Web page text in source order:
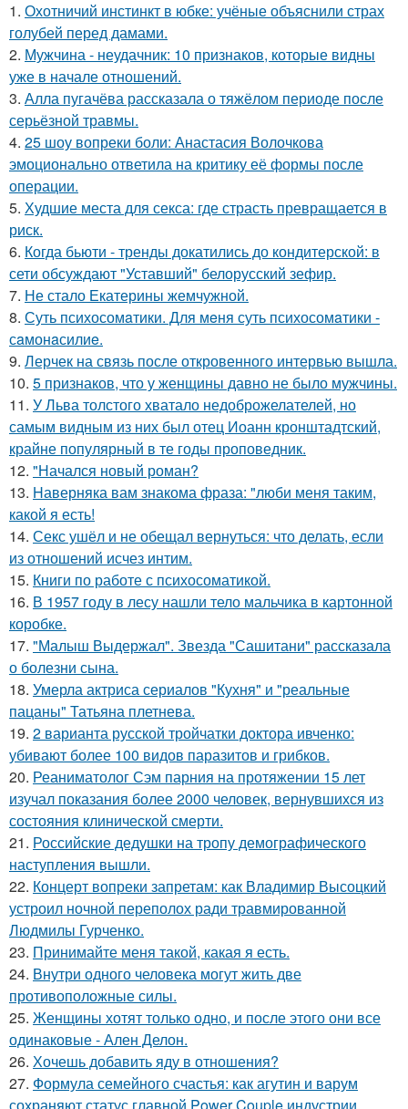
1. Охотничий инстинкт в юбке: учёные объяснили страх
голубей перед дамами.
2. Мужчина - неудачник: 10 признаков, которые видны
уже в начале отношений.
3. Алла пугачёва рассказала о тяжёлом периоде после
серьёзной травмы.
4. 25 шоу вопреки боли: Анастасия Волочкова
эмоционально ответила на критику её формы после
операции.
5. Худшие места для секса: где страсть превращается в
риск.
6. Когда бьюти - тренды докатились до кондитерской: в
сети обсуждают "Уставший" белорусский зефир.
7. Не стало Екатерины жемчужной.
8. Суть психосомaтики. Для мeня суть психосомaтики -
сaмонaсилиe.
9. Лерчек на связь после откровенного интервью вышла.
10. 5 признаков, что у женщины давно не было мужчины.
11. У Льва толстого хватало недоброжелателей, но
самым видным из них был отец Иоанн кронштадтский,
крайне популярный в те годы проповедник.
12. "Начался новый роман?
13. Hаверняка вам знакома фраза: "люби меня таким,
какой я есть!
14. Секс ушёл и не обещал вернуться: что делать, если
из отношений исчез интим.
15. Книги по работе с психосоматикой.
16. В 1957 году в лесу нашли тело мальчика в картонной
коробке.
17. "Малыш Выдержал". Звезда "Сашитани" рассказала
о болезни сына.
18. Умерла актриса сериалов "Кухня" и "реальные
пацаны" Татьяна плетнева.
19. 2 варианта русской тройчатки доктора ивченко:
убивают более 100 видов паразитов и грибков.
20. Реаниматолог Сэм парния на протяжении 15 лет
изучал показания более 2000 человек, вернувшихся из
состояния клинической смерти.
21. Российские дедушки на тропу демографического
наступления вышли.
22. Концерт вопреки запретам: как Владимир Высоцкий
устроил ночной переполох ради травмированной
Людмилы Гурченко.
23. Принимайте меня такой, какая я есть.
24. Внутри одного человека могут жить две
противоположные силы.
25. Женщины хотят только одно, и после этого они все
одинаковые - Ален Делон.
26. Хочешь добавить яду в отношения?
27. Формула семейного счастья: как агутин и варум